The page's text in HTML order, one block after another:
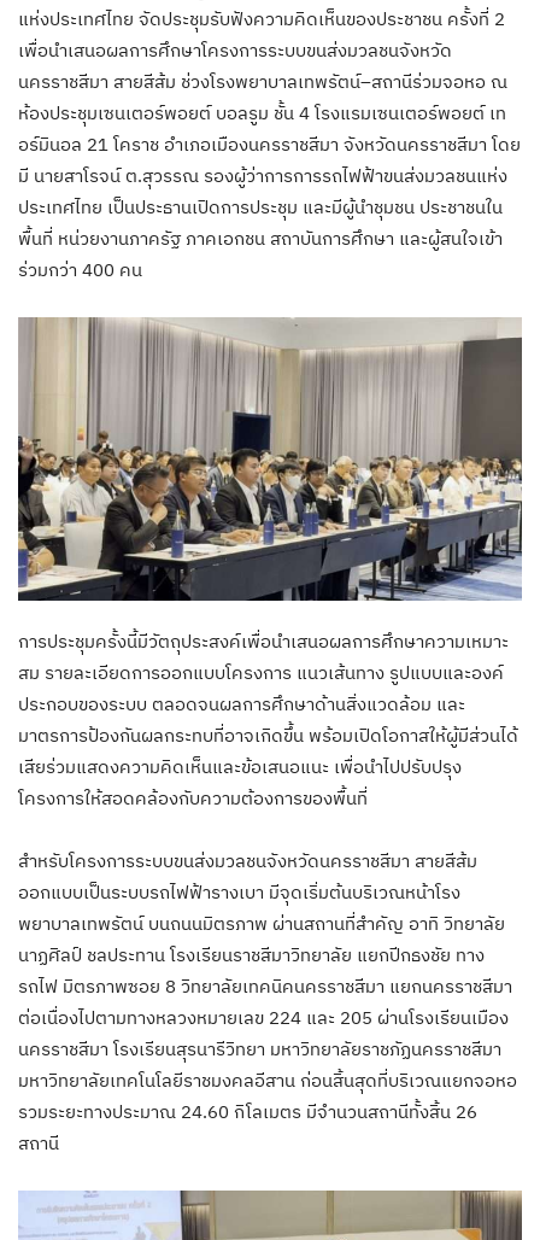
แห่งประเทศไทย จัดประชุมรับฟังความคิดเห็นของประชาชน ครั้งที่ 2
เพื่อนำเสนอผลการศึกษาโครงการระบบขนส่งมวลชนจังหวัด
นครราชสีมา สายสีส้ม ช่วงโรงพยาบาลเทพรัตน์–สถานีร่วมจอหอ ณ
ห้องประชุมเซนเตอร์พอยต์ บอลรูม ชั้น 4 โรงแรมเซนเตอร์พอยต์ เท
อร์มินอล 21 โคราช อำเภอเมืองนครราชสีมา จังหวัดนครราชสีมา โดย
มี นายสาโรจน์ ต.สุวรรณ รองผู้ว่าการการรถไฟฟ้าขนส่งมวลชนแห่ง
ประเทศไทย เป็นประธานเปิดการประชุม และมีผู้นำชุมชน ประชาชนใน
พื้นที่ หน่วยงานภาครัฐ ภาคเอกชน สถาบันการศึกษา และผู้สนใจเข้า
ร่วมกว่า 400 คน
การประชุมครั้งนี้มีวัตถุประสงค์เพื่อนำเสนอผลการศึกษาความเหมาะ
สม รายละเอียดการออกแบบโครงการ แนวเส้นทาง รูปแบบและองค์
ประกอบของระบบ ตลอดจนผลการศึกษาด้านสิ่งแวดล้อม และ
มาตรการป้องกันผลกระทบที่อาจเกิดขึ้น พร้อมเปิดโอกาสให้ผู้มีส่วนได้
เสียร่วมแสดงความคิดเห็นและข้อเสนอแนะ เพื่อนำไปปรับปรุง
โครงการให้สอดคล้องกับความต้องการของพื้นที่
สำหรับโครงการระบบขนส่งมวลชนจังหวัดนครราชสีมา สายสีส้ม
ออกแบบเป็นระบบรถไฟฟ้ารางเบา มีจุดเริ่มต้นบริเวณหน้าโรง
พยาบาลเทพรัตน์ บนถนนมิตรภาพ ผ่านสถานที่สำคัญ อาทิ วิทยาลัย
นาฏศิลป์ ชลประทาน โรงเรียนราชสีมาวิทยาลัย แยกปีกธงชัย ทาง
รถไฟ มิตรภาพซอย 8 วิทยาลัยเทคนิคนครราชสีมา แยกนครราชสีมา
ต่อเนื่องไปตามทางหลวงหมายเลข 224 และ 205 ผ่านโรงเรียนเมือง
นครราชสีมา โรงเรียนสุรนารีวิทยา มหาวิทยาลัยราชภัฏนครราชสีมา
มหาวิทยาลัยเทคโนโลยีราชมงคลอีสาน ก่อนสิ้นสุดที่บริเวณแยกจอหอ
รวมระยะทางประมาณ 24.60 กิโลเมตร มีจำนวนสถานีทั้งสิ้น 26
สถานี